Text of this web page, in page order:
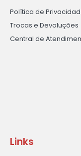
Política de
Trocas e Devoluções
Central de
Links